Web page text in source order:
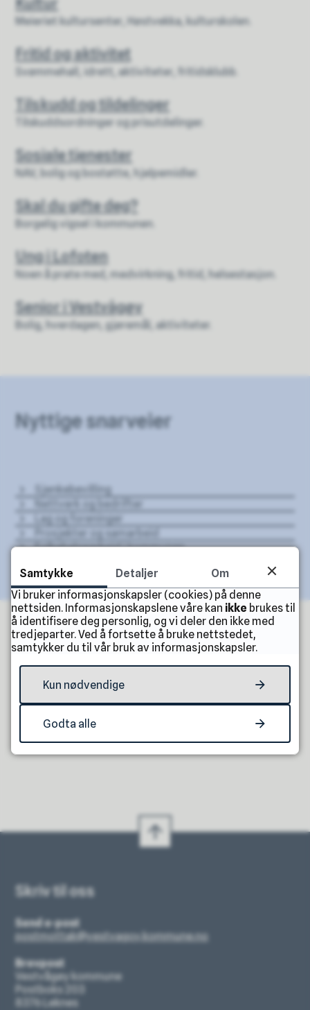
Meieriet kultursenter, Høstvekka, kulturskolen.
Fritid og aktivitet
Svømmehall, idrett, aktiviteter, fritidsklubb.
Tilskudd og tildelinger
Tilskuddsordninger og prisutdelinger.
Sosiale tjenester
NAV, bolig og bostøtte, hjelpemidler.
Skal du gifte deg?
Borgelig vigsel i kommunen.
Ung i Lofoten
Noen å prate med, medvirkning, fritid, helsestasjon.
Senior i Vestvågøy
Bolig, hverdagen, gjøremål, aktiviteter.
Nyttige snarveier
Sjenkebevilling
Folkehelsearbeid i kommunen
Fant du det du lette etter?
Skriv til oss
Send e-post
postmottak@vestvagoy.kommune.no
Brevpost
Vestvågøy kommune
Postboks 203
8376 Leknes
Samtykke Detaljer
Om
Vi bruker informasjonskapsler (cookies) på denne
nettsiden. Informasjonskapslene våre kan ikke brukes til
å identifisere deg personlig, og vi deler den ikke med
tredjeparter. Ved å fortsette å bruke nettstedet,
samtykker du til vår bruk av informasjonskapsler.
Kun nødvendige
Godta alle